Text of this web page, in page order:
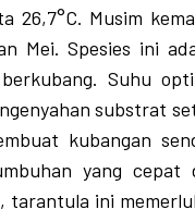
26,7°C. Musim
Mei. Spesies ini
Suhu
substrat
kubangan
yang cepat
tarantula ini